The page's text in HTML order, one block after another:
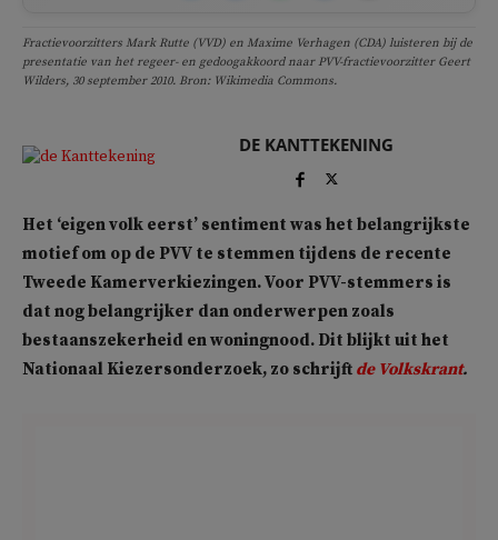
Fractievoorzitters Mark Rutte (VVD) en Maxime Verhagen (CDA) luisteren bij de
presentatie van het regeer- en gedoogakkoord naar PVV-fractievoorzitter Geert
Wilders, 30 september 2010. Bron: Wikimedia Commons.
DE KANTTEKENING
Het ‘eigen volk eerst’ sentiment was het belangrijkste
motief om op de PVV te stemmen tijdens de recente
Tweede Kamerverkiezingen. Voor PVV-stemmers is
dat nog belangrijker dan onderwerpen zoals
bestaanszekerheid en woningnood. Dit blijkt uit het
Nationaal Kiezersonderzoek, zo schrijft de Volkskrant.